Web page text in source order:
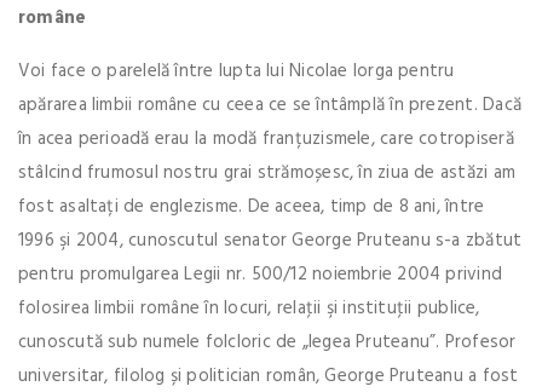
române
Voi face o parelelă între lupta lui Nicolae Iorga pentru
apărarea limbii române cu ceea ce se întâmplă în prezent. Dacă
în acea perioadă erau la modă franțuzismele, care cotropiseră
stâlcind frumosul nostru grai strămoșesc, în ziua de astăzi am
fost asaltați de englezisme. De aceea, timp de 8 ani, între
1996 şi 2004, cunoscutul senator George Pruteanu s-a zbătut
pentru promulgarea Legii nr. 500/12 noiembrie 2004 privind
folosirea limbii române în locuri, relaţii şi instituţii publice,
cunoscută sub numele folcloric de „legea Pruteanu”. Profesor
universitar, filolog și politician român, George Pruteanu a fost